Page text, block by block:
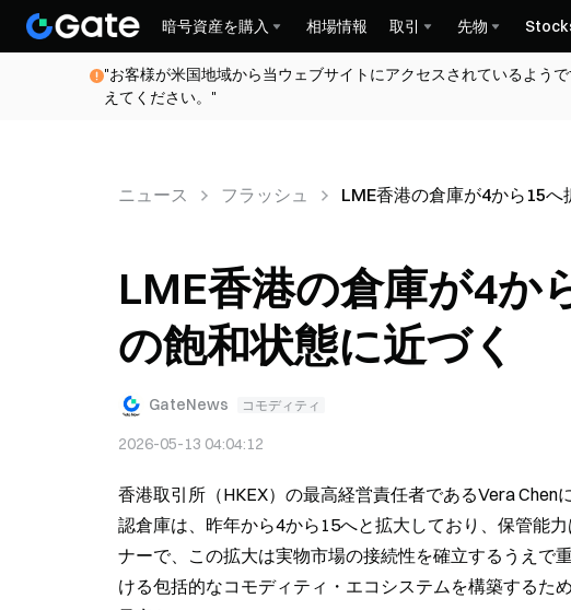
暗号資産を購入 相場情報 取引 先物
"お客様が米国地域から当ウェブサイトにアクセスされているよう
えてください。"
ニュース フラッシュ LME香港の倉庫が4から15へ
LME香港の倉庫が4か
の飽和状態に近づく
GateNews コモディティ
2026-05-13 04:04:12
香港取引所（HKEX）の最高経営責任者であるVera
認倉庫は、昨年から4から15へと拡大しており、保管能
ナーで、この拡大は実物市場の接続性を確立するうえで
ける包括的なコモディティ・エコシステムを構築するた